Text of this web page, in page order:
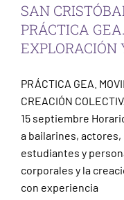
SAN
PRÁCTICA
EXPLORACIÓN
PRÁCTICA GEA.
CREACIÓN
15 septiembre
a bailarines,
estudiantes y
corporales y la
con experiencia